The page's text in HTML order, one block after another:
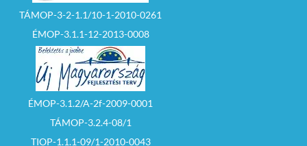
TÁMOP-3-2-1.1/10-1-2010-0261
ÉMOP-3.1.1-12-2013-0008
ÉMOP-3.1.2/A-2f-2009-0001
TÁMOP-3.2.4-08/1
TIOP-1.1.1-09/1-2010-0043